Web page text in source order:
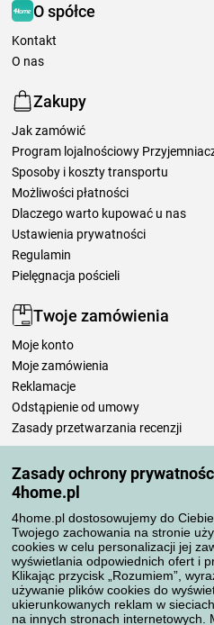
Zasady ochrony
4home.pl
4home.pl dostosowujemy do
Twojego zachowania na stronie
cookies w celu personalizacji jej
wyświetlania odpowiednich ofert i
Klikając przycisk „Rozumiem”,
używanie plików cookies do
ukierunkowanych reklam w
na innych stronach internetowych.
O spółce
Kontakt
O nas
Zakupy
Jak zamówić
Program lojalnościowy
Sposoby i koszty transportu
Możliwości płatności
Dlaczego warto kupować u nas
Ustawienia prywatności
Regulamin
Pielęgnacja pościeli
Twoje zamówienia
Moje konto
Moje zamówienia
Reklamacje
Odstąpienie od umowy
Zasady przetwarzania recenzji
Sposoby transportu
Metody płatności
Niezawodny sklep